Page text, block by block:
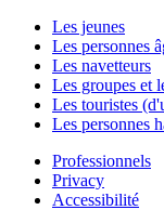
Les jeunes
Les personnes
Les navetteurs
Les groupes et
Les touristes
Les personnes
Professionnels
Privacy
Accessibilité